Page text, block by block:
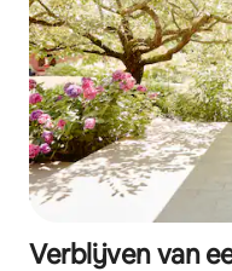
Verblijven van